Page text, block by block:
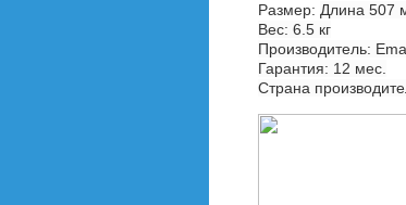
Размер: Длина 507
Вес: 6.5 кг
Производитель:
Гарантия: 12 мес.
Страна